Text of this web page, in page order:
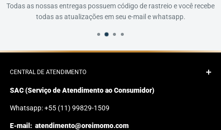
Todas as nossas entregas possuem código de rastreio e você recebe
todas as atualizações em seu e-mail e whatsapp.
CENTRAL DE ATENDIMENTO
SAC (Serviço de Atendimento ao Consumidor)
Whatsapp: +55 (11) 99829-1509
E-mail: atendimento@oreimomo.com